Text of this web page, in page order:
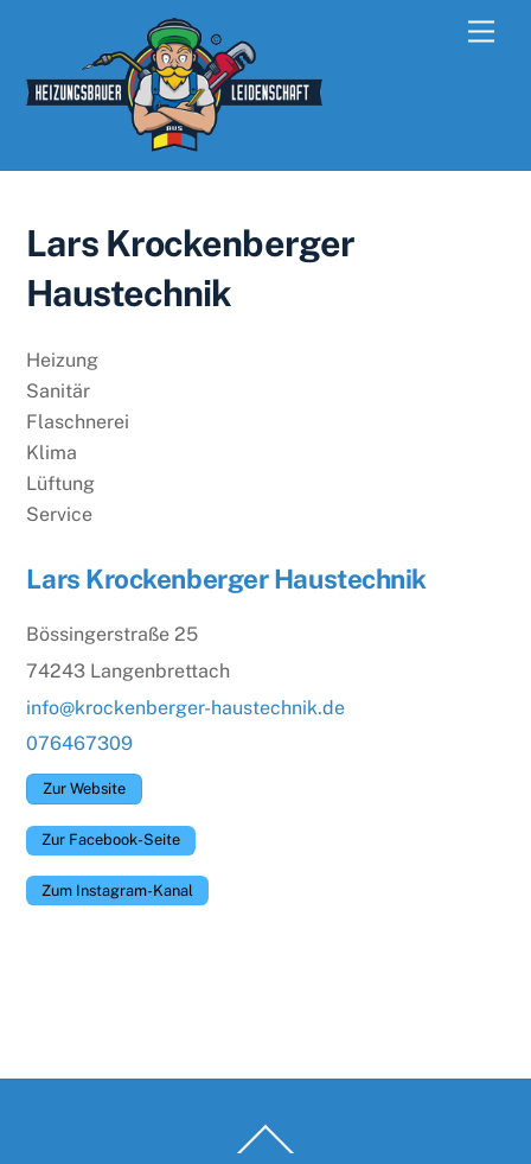
content
Lars Krockenberger
Haustechnik
Heizung
Sanitär
Flaschnerei
Klima
Lüftung
Service
Lars Krockenberger Haustechnik
Bössingerstraße 25
74243 Langenbrettach
info@krockenberger-haustechnik.de
076467309
Zur Website
Zur Facebook-Seite
Zum Instagram-Kanal
To